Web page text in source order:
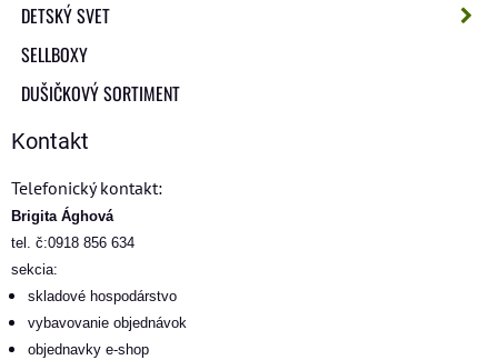
DETSKÝ SVET
SELLBOXY
DUŠIČKOVÝ SORTIMENT
Kontakt
Telefonický kontakt:
Brigita Ághová
tel. č:0918 856 634
sekcia:
skladové hospodárstvo
vybavovanie objednávok
objednavky e-shop